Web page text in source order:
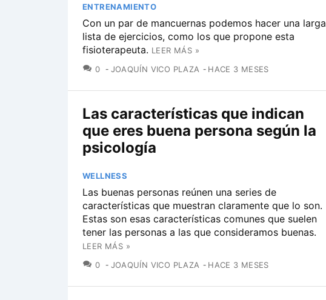
ENTRENAMIENTO
Con un par de mancuernas podemos hacer una larga
lista de ejercicios, como los que propone esta
fisioterapeuta. LEER MÁS »
0 COMENTARIOS
JOAQUÍN VICO PLAZA HACE 3 MESES
Las características que indican
que eres buena persona según la
psicología
WELLNESS
Las buenas personas reúnen una series de
características que muestran claramente que lo son.
Estas son esas características comunes que suelen
tener las personas a las que consideramos buenas.
LEER MÁS »
0 COMENTARIOS
JOAQUÍN VICO PLAZA HACE 3 MESES